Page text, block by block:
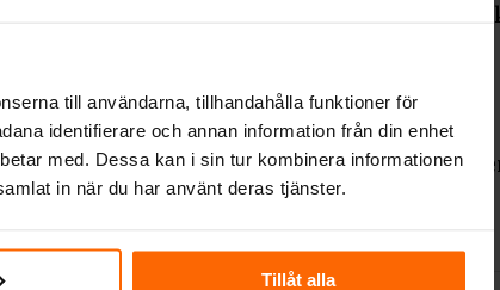
till användarna, tillhandahålla funktioner för
identifierare och annan information från din enhet
med. Dessa kan i sin tur kombinera informationen
in när du har använt deras tjänster.
Tillåt alla
klassiska miljöer. Det passar perfekt i
önskas.
rummet. Detta förbättrar luftflödet och ger